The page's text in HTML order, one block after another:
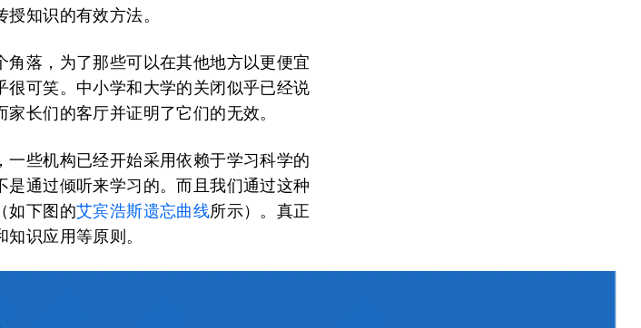
知识的有效方法。
落，为了那些可以在其他地方以更便宜
很可笑。中小学和大学的关闭似乎已经说
长们的客厅并证明了它们的无效。
些机构已经开始采用依赖于学习科学的
通过倾听来学习的。而且我们通过这种
如下图的艾宾浩斯遗忘曲线所示）。真正
识应用等原则。